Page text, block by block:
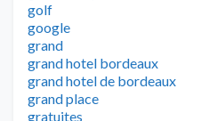
golf
google
grand
grand hotel bordeaux
grand hotel de bordeaux
grand place
gratuites